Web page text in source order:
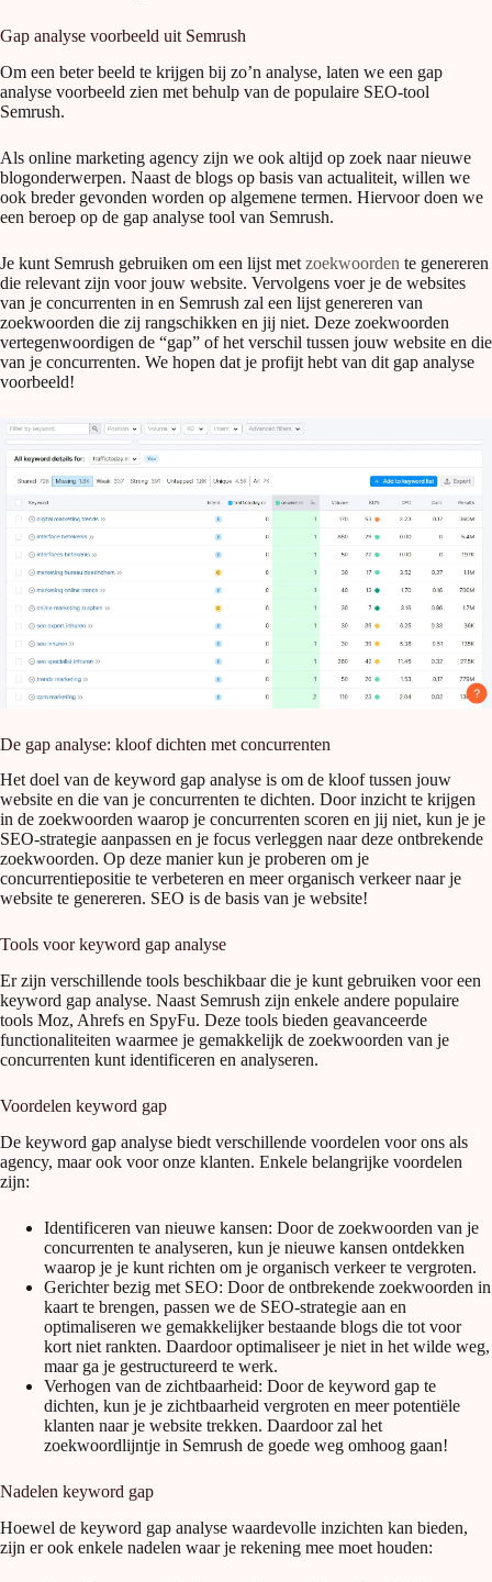
Gap analyse voorbeeld uit Semrush
Om een beter beeld te krijgen bij zo’n analyse, laten we een gap
analyse voorbeeld zien met behulp van de populaire SEO-tool
Semrush.
Als online marketing agency zijn we ook altijd op zoek naar nieuwe
blogonderwerpen. Naast de blogs op basis van actualiteit, willen we
ook breder gevonden worden op algemene termen. Hiervoor doen we
een beroep op de gap analyse tool van Semrush.
Je kunt Semrush gebruiken om een lijst met zoekwoorden te genereren
die relevant zijn voor jouw website. Vervolgens voer je de websites
van je concurrenten in en Semrush zal een lijst genereren van
zoekwoorden die zij rangschikken en jij niet. Deze zoekwoorden
vertegenwoordigen de “gap” of het verschil tussen jouw website en die
van je concurrenten. We hopen dat je profijt hebt van dit gap analyse
voorbeeld!
De gap analyse: kloof dichten met concurrenten
Het doel van de keyword gap analyse is om de kloof tussen jouw
website en die van je concurrenten te dichten. Door inzicht te krijgen
in de zoekwoorden waarop je concurrenten scoren en jij niet, kun je je
SEO-strategie aanpassen en je focus verleggen naar deze ontbrekende
zoekwoorden. Op deze manier kun je proberen om je
concurrentiepositie te verbeteren en meer organisch verkeer naar je
website te genereren. SEO is de basis van je website!
Tools voor keyword gap analyse
Er zijn verschillende tools beschikbaar die je kunt gebruiken voor een
keyword gap analyse. Naast Semrush zijn enkele andere populaire
tools Moz, Ahrefs en SpyFu. Deze tools bieden geavanceerde
functionaliteiten waarmee je gemakkelijk de zoekwoorden van je
concurrenten kunt identificeren en analyseren.
Voordelen keyword gap
De keyword gap analyse biedt verschillende voordelen voor ons als
agency, maar ook voor onze klanten. Enkele belangrijke voordelen
zijn:
Identificeren van nieuwe kansen: Door de zoekwoorden van je
concurrenten te analyseren, kun je nieuwe kansen ontdekken
waarop je je kunt richten om je organisch verkeer te vergroten.
Gerichter bezig met SEO: Door de ontbrekende zoekwoorden in
kaart te brengen, passen we de SEO-strategie aan en
optimaliseren we gemakkelijker bestaande blogs die tot voor
kort niet rankten. Daardoor optimaliseer je niet in het wilde weg,
maar ga je gestructureerd te werk.
Verhogen van de zichtbaarheid: Door de keyword gap te
dichten, kun je je zichtbaarheid vergroten en meer potentiële
klanten naar je website trekken. Daardoor zal het
zoekwoordlijntje in Semrush de goede weg omhoog gaan!
Nadelen keyword gap
Hoewel de keyword gap analyse waardevolle inzichten kan bieden,
zijn er ook enkele nadelen waar je rekening mee moet houden: